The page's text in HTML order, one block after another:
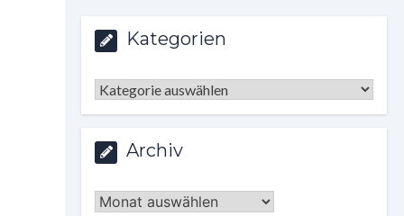
Kategorien
Kategorien
Archiv
Archiv